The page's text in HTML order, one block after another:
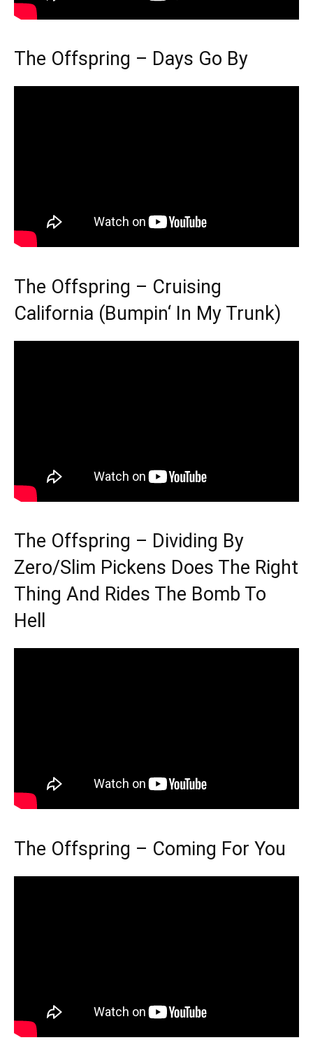
The Offspring – Days Go By
The Offspring – Cruising
California (Bumpin‘ In My Trunk)
The Offspring – Dividing By
Zero/Slim Pickens Does The Right
Thing And Rides The Bomb To
Hell
The Offspring – Coming For You